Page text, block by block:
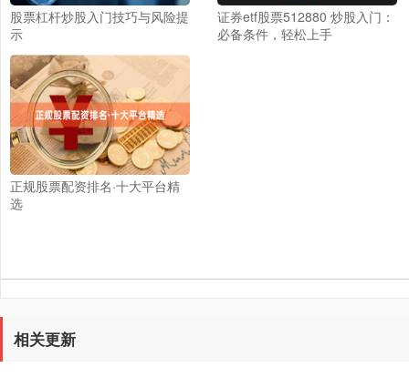
股票杠杆炒股入门技巧与风险提
示
证券etf股票512880 炒股入门：
必备条件，轻松上手
正规股票配资排名·十大平台精
选
相关更新